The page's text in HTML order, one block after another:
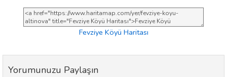
Fevziye Köyü Haritası
Yorumunuzu Paylaşın